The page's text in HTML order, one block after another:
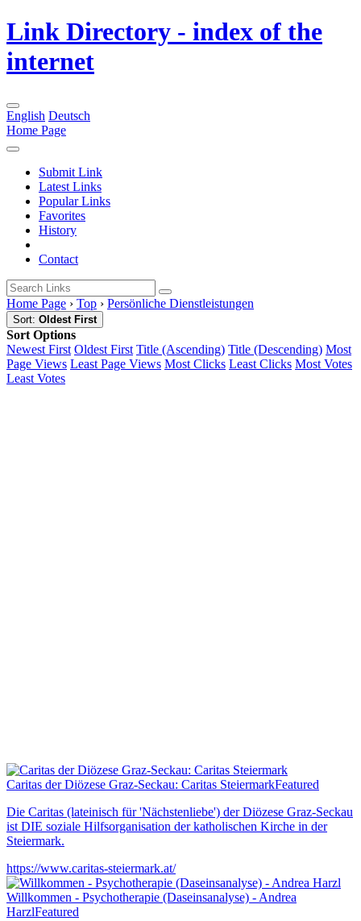
Link Directory - index of the
internet
English Deutsch
Home Page
Submit Link
Latest Links
Popular Links
Favorites
History
Contact
Home Page › Top › Persönliche Dienstleistungen
Sort: Oldest First
Sort Options
Newest First Oldest First Title (Ascending) Title (Descending) Most
Page Views Least Page Views Most Clicks Least Clicks Most Votes
Least Votes
Caritas der Diözese Graz-Seckau: Caritas SteiermarkFeatured
Die Caritas (lateinisch für 'Nächstenliebe') der Diözese Graz-Seckau
ist DIE soziale Hilfsorganisation der katholischen Kirche in der
Steiermark.
https://www.caritas-steiermark.at/
Willkommen - Psychotherapie (Daseinsanalyse) - Andrea
HarzlFeatured